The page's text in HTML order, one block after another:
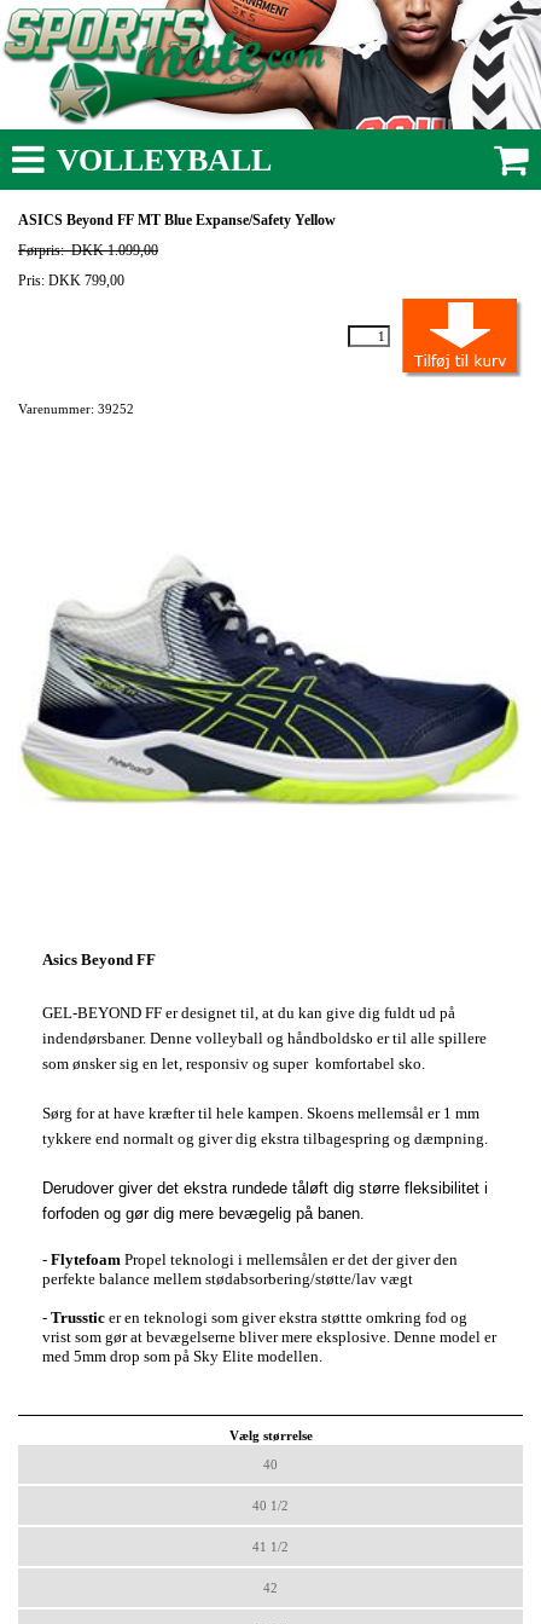
VOLLEYBALL
ASICS Beyond FF MT Blue Expanse/Safety Yellow
Førpris:DKK 1.099,00
Pris: DKK 799,00
Varenummer: 39252
Asics Beyond FF
GEL-BEYOND FF er designet til, at du kan give dig fuldt ud på
indendørsbaner. Denne volleyball og håndboldsko er til alle spillere
som ønsker sig en let, responsiv og super komfortabel sko.
Sørg for at have kræfter til hele kampen. Skoens mellemsål er 1 mm
tykkere end normalt og giver dig ekstra tilbagespring og dæmpning.
Derudover giver det ekstra rundede tåløft dig større fleksibilitet i
forfoden og gør dig mere bevægelig på banen.
- Flytefoam Propel teknologi i mellemsålen er det der giver den
perfekte balance mellem stødabsorbering/støtte/lav vægt
- Trusstic er en teknologi som giver ekstra støttte omkring fod og
vrist som gør at bevægelserne bliver mere eksplosive. Denne model er
med 5mm drop som på Sky Elite modellen.
Vælg størrelse
40
40 1/2
41 1/2
42